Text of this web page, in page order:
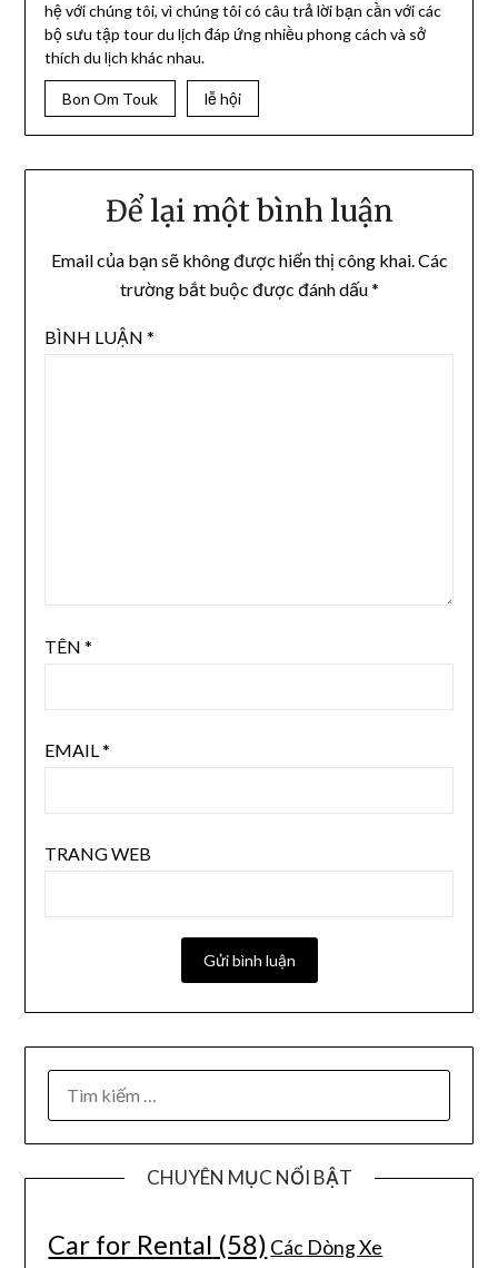
hệ với chúng tôi, vì chúng tôi có câu trả lời bạn cần với các
bộ sưu tập tour du lịch đáp ứng nhiều phong cách và sở
thích du lịch khác nhau.
Bon Om Touk lễ hội
Để lại một bình luận
Email của bạn sẽ không được hiển thị công khai.Các
trường bắt buộc được đánh dấu*
BÌNH LUẬN *
TÊN *
EMAIL*
TRANG WEB
CHUYÊN MỤC NỔI BẬT
Car for Rental (58) Các Dòng Xe